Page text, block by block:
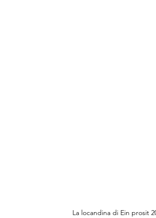
La locandina di Ein prosit